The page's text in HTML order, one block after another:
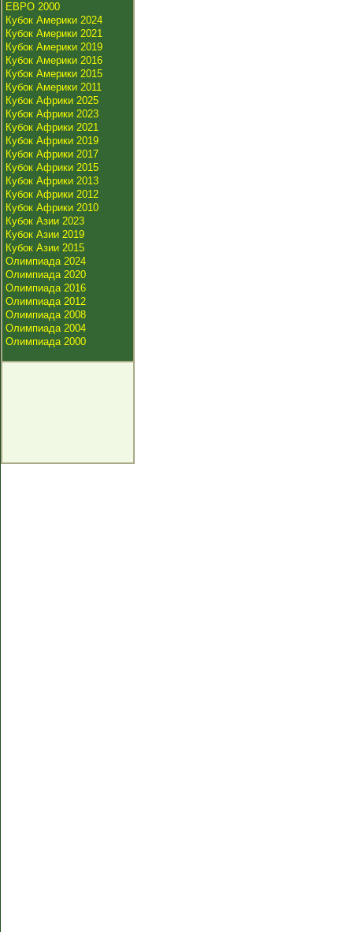
ЕВРО 2000
Кубок Америки 2024
Кубок Америки 2021
Кубок Америки 2019
Кубок Америки 2016
Кубок Америки 2015
Кубок Америки 2011
Кубок Африки 2025
Кубок Африки 2023
Кубок Африки 2021
Кубок Африки 2019
Кубок Африки 2017
Кубок Африки 2015
Кубок Африки 2013
Кубок Африки 2012
Кубок Африки 2010
Кубок Азии 2023
Кубок Азии 2019
Кубок Азии 2015
Олимпиада 2024
Олимпиада 2020
Олимпиада 2016
Олимпиада 2012
Олимпиада 2008
Олимпиада 2004
Олимпиада 2000